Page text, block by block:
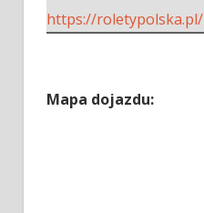
https://roletypolska.pl/
Mapa dojazdu: